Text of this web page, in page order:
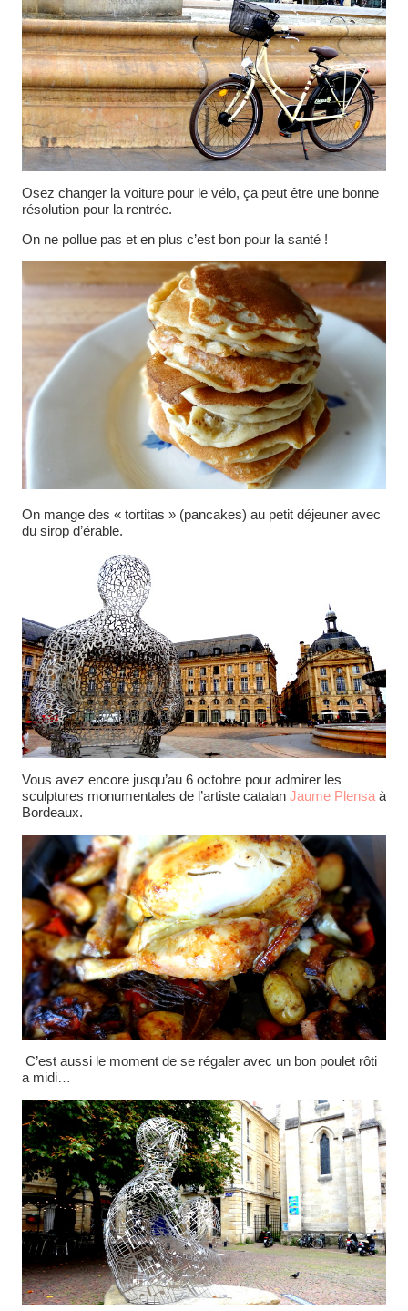
Osez changer la voiture pour le vélo, ça peut être une bonne
résolution pour la rentrée.
On ne pollue pas et en plus c’est bon pour la santé !
On mange des « tortitas » (pancakes) au petit déjeuner avec
du sirop d’érable.
Vous avez encore jusqu’au 6 octobre pour admirer les
sculptures monumentales de l’artiste catalan Jaume Plensa à
Bordeaux.
C’est aussi le moment de se régaler avec un bon poulet rôti
a midi…